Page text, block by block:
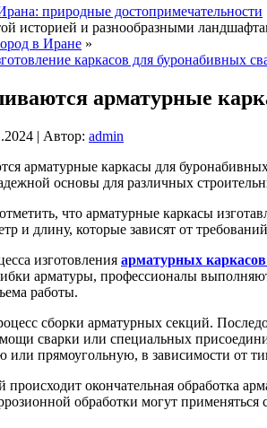
историей и разнообразными
в Иране »
каркасов для буронабивных
арматурные
| Автор: admin
основы для различных
что арматурные каркасы
и длину, которые зависят от
изготовления арматурных
арматуры, профессионалы
работы.
сборки арматурных секций.
сварки или специальных
или прямоугольную, в зависимости от
происходит окончательная обработка
обработки могут